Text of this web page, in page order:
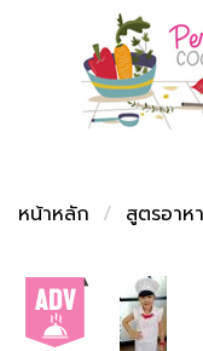
เปรียบเทียบ
เปรียบเทียบ
เปรียบเทียบ
สร้าง
หน้าหลัก
สูตรอาห